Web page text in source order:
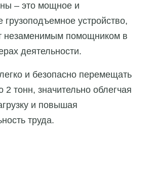
– это мощное и
грузоподъемное устройство,
незаменимым помощником в
деятельности.
и безопасно перемещать
2 тонн, значительно облегчая
и повышая
труда.